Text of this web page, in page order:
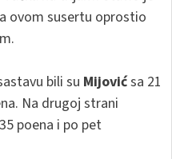
ovom susertu oprostio
bili su Mijovićsa 21
Na drugoj strani
poena i po pet